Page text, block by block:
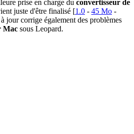
prise en charge du convertisseur de
juste d'être finalisé [1.0 - 45 Mo -
jour corrige également des problèmes
Mac sous Leopard.